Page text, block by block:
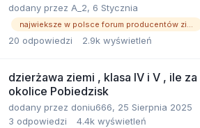
dodany przez A_2, 6 Stycznia
najwieksze w polsce forum producentów ziemniaków
20 odpowiedzi 2.9k wyświetleń
dzierżawa ziemi , klasa IV i V , ile za
okolice Pobiedzisk
dodany przez doniu666, 25 Sierpnia 2025
3 odpowiedzi 4.4k wyświetleń